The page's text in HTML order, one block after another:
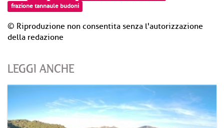
frazione tannaule budoni
© Riproduzione non consentita senza l'autorizzazione
della redazione
LEGGI ANCHE